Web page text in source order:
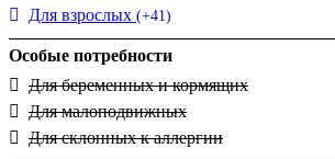
Для взрослых (+41)
Особые потребности
Для беременных и кормящих
Для малоподвижных
Для склонных к аллергии